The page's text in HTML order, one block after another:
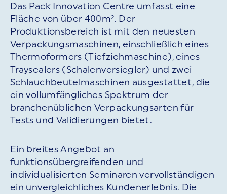
Das Pack Innovation Centre umfasst eine
Fläche von über 400m². Der
Produktionsbereich ist mit den neuesten
Verpackungsmaschinen, einschließlich eines
Thermoformers (Tiefziehmaschine), eines
Traysealers (Schalenversiegler) und zwei
Schlauchbeutelmaschinen ausgestattet, die
ein vollumfängliches Spektrum der
branchenüblichen Verpackungsarten für
Tests und Validierungen bietet.
Ein breites Angebot an
funktionsübergreifenden und
individualisierten Seminaren vervollständigen
ein unvergleichliches Kundenerlebnis. Die